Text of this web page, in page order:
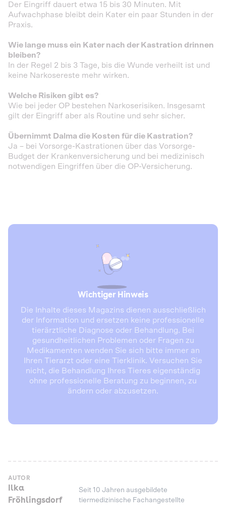
Der Eingriff dauert etwa 15 bis 30 Minuten. Mit
Aufwachphase bleibt dein Kater ein paar Stunden in der
Praxis.
Wie lange muss ein Kater nach der Kastration drinnen
bleiben?
In der Regel 2 bis 3 Tage, bis die Wunde verheilt ist und
keine Narkosereste mehr wirken.
Welche Risiken gibt es?
Wie bei jeder OP bestehen Narkoserisiken. Insgesamt
gilt der Eingriff aber als Routine und sehr sicher.
Übernimmt Dalma die Kosten für die Kastration?
Ja – bei Vorsorge-Kastrationen über das Vorsorge-
Budget der Krankenversicherung und bei medizinisch
notwendigen Eingriffen über die OP-Versicherung.
Wichtiger Hinweis
Die Inhalte dieses Magazins dienen ausschließlich
der Information und ersetzen keine professionelle
tierärztliche Diagnose oder Behandlung. Bei
gesundheitlichen Problemen oder Fragen zu
Medikamenten wenden Sie sich bitte immer an
Ihren Tierarzt oder eine Tierklinik. Versuchen Sie
nicht, die Behandlung Ihres Tieres eigenständig
ohne professionelle Beratung zu beginnen, zu
ändern oder abzusetzen.
AUTOR
Ilka
Fröhlingsdorf
Seit 10 Jahren ausgebildete
tiermedizinische Fachangestellte